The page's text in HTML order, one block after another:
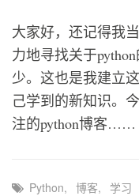
大家好，还记得我
力地寻找关于
少。这也是我建立
己学到的新知识。
注的python博客……
Python, 博客, 学习